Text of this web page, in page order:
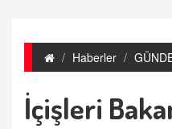
Haberler
İçişleri